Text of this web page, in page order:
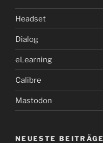
Headset
Dialog
eLearning
Calibre
Mastodon
NEUESTE BEITRÄGE